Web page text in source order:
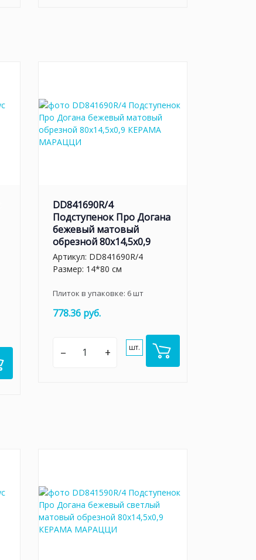
DD841690R/4
Подступенок Про Догана
бежевый матовый
обрезной 80x14,5x0,9
Артикул: DD841690R/4
Размер: 14*80 см
Плиток в упаковке: 6шт
778.36 руб.
– + шт.